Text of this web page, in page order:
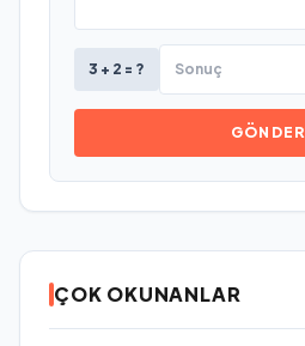
3 + 2 = ?
GÖNDER
ÇOK OKUNANLAR